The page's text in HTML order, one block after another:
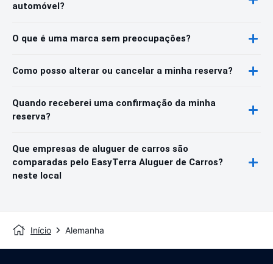
automóvel?
O que é uma marca sem preocupações?
Como posso alterar ou cancelar a minha reserva?
Quando receberei uma confirmação da minha
reserva?
Que empresas de aluguer de carros são
comparadas pelo EasyTerra Aluguer de Carros?
neste local
Início Alemanha